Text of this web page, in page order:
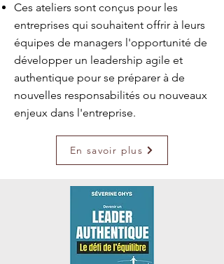
Ces ateliers sont conçus pour les
entreprises qui souhaitent offrir à leurs
équipes de managers l'opportunité de
développer un leadership agile et
authentique pour se préparer à de
nouvelles responsabilités ou nouveaux
enjeux dans l'entreprise.
En savoir plus